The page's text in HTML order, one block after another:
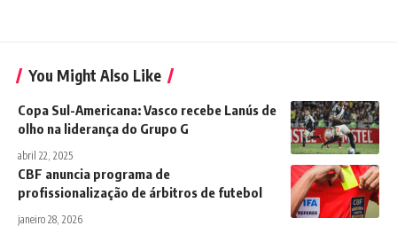
You Might Also Like
Copa Sul-Americana: Vasco recebe Lanús de
olho na liderança do Grupo G
abril 22, 2025
CBF anuncia programa de
profissionalização de árbitros de futebol
janeiro 28, 2026